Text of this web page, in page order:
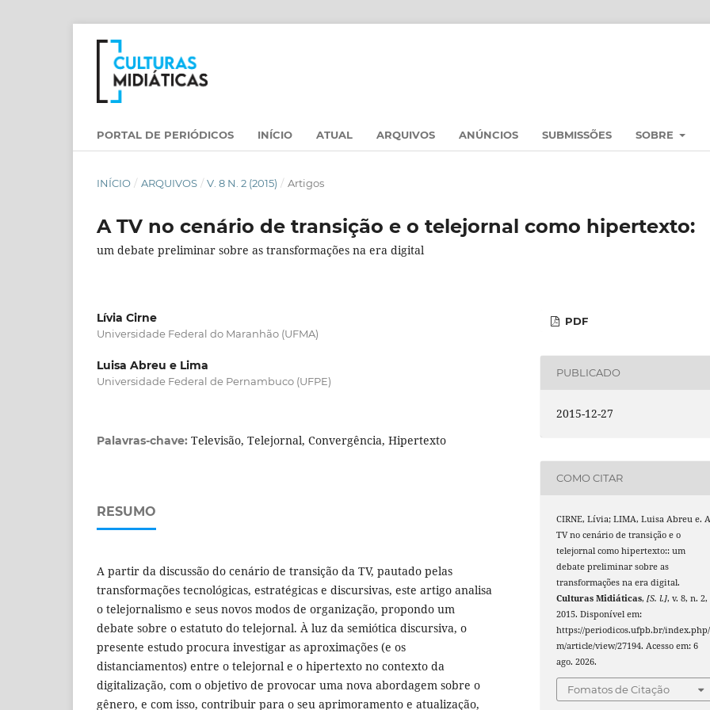
PORTAL DE PERIÓDICOS INÍCIO ATUAL ARQUIVOS ANÚNCIOS SUBMISSÕES SOBRE
INÍCIO / ARQUIVOS / V. 8 N. 2 (2015) / Artigos
A TV no cenário de transição e o telejornal como hipertexto:
um debate preliminar sobre as transformações na era digital
Lívia Cirne
Universidade Federal do Maranhão (UFMA)
Luisa Abreu e Lima
Universidade Federal de Pernambuco (UFPE)
Palavras-chave: Televisão, Telejornal, Convergência, Hipertexto
RESUMO
A partir da discussão do cenário de transição da TV, pautado pelas
transformações tecnológicas, estratégicas e discursivas, este artigo analisa
o telejornalismo e seus novos modos de organização, propondo um
debate sobre o estatuto do telejornal. À luz da semiótica discursiva, o
presente estudo procura investigar as aproximações (e os
distanciamentos) entre o telejornal e o hipertexto no contexto da
digitalização, com o objetivo de provocar uma nova abordagem sobre o
gênero, e com isso, contribuir para o seu aprimoramento e atualização,
PDF
PUBLICADO
2015-12-27
COMO CITAR
CIRNE, Lívia; LIMA, Luisa Abreu e.
TV no cenário de transição e o
telejornal como hipertexto:: um
debate preliminar sobre as
transformações na era digital.
Culturas Midiáticas,[S. l.], v. 8, n. 2,
2015. Disponível em:
https://periodicos.ufpb.br/
m/article/view/27194. Acesso em: 6
ago. 2026.
Fomatos de Citação